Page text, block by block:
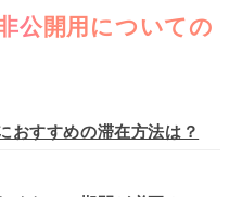
公開用についての
おすすめの滞在方法は？